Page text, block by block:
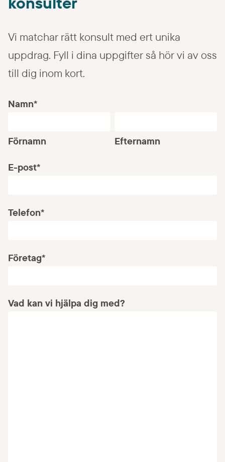
Vi matchar rätt konsult med ert unika
uppdrag. Fyll i dina uppgifter så hör vi av oss
till dig inom kort.
Namn*
Förnamn Efternamn
E-post*
Telefon*
Företag*
Vad kan vi hjälpa dig med?